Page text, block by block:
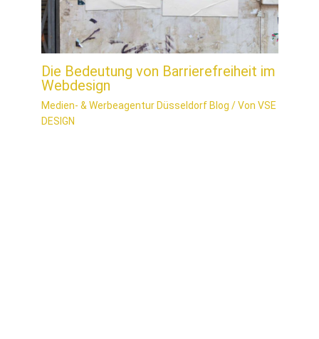
Die Bedeutung von Barrierefreiheit im
Webdesign
Medien- & Werbeagentur Düsseldorf Blog / Von VSE
DESIGN